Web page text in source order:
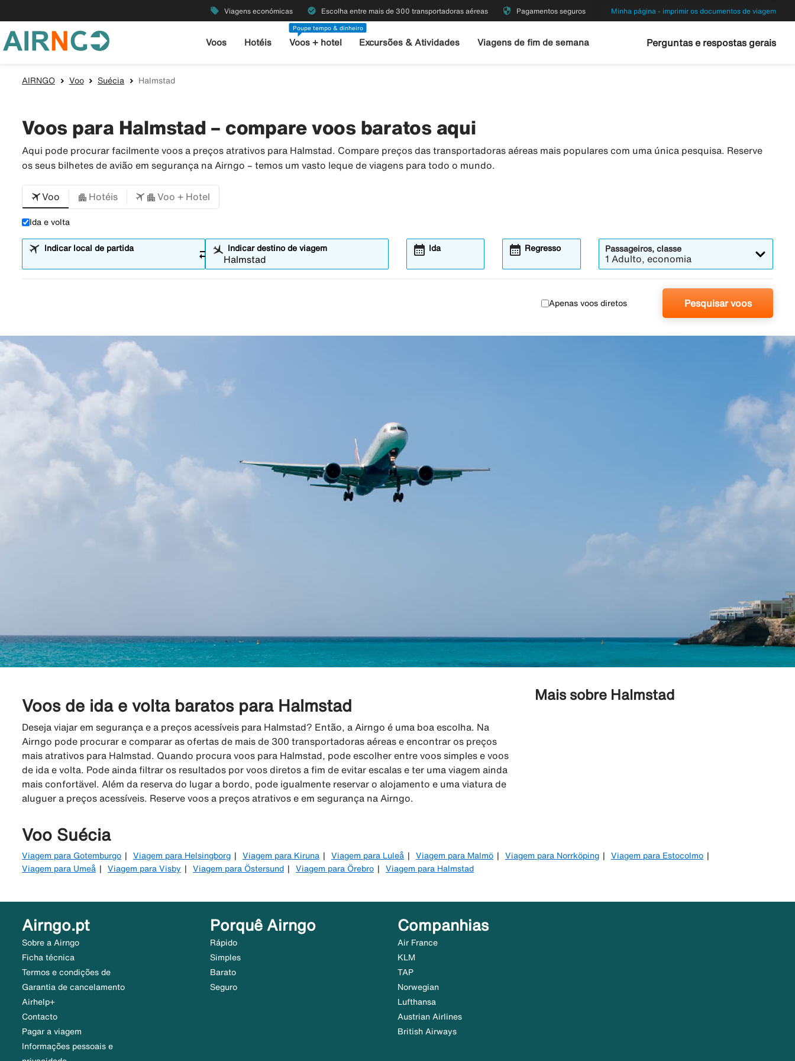
local_offer Viagens económicas check_circle Escolha entre mais de 300 transportadoras aéreas security Pagamentos seguros Minha página - imprimir os documentos de viagem
Voos Hotéis
Poupe tempo & dinheiro
Voos + hotel Excursões & Atividades Viagens de fim de semana Perguntas e respostas gerais
AIRNGO Voo Suécia Halmstad
Voos para Halmstad – compare voos baratos aqui
Aqui pode procurar facilmente voos a preços atrativos para Halmstad. Compare preços das transportadoras aéreas mais populares com uma única pesquisa. Reserve
os seus bilhetes de avião em segurança na Airngo – temos um vasto leque de viagens para todo o mundo.
Voo Hotéis Voo + Hotel
Ida e volta
Indicar local de partida sync_alt Indicar destino de viagem Ida
calendar_month Regresso
calendar_month Passageiros, classe
1 Adulto, economia
Apenas voos diretos Pesquisar voos
Voos de ida e volta baratos para Halmstad
Deseja viajar em segurança e a preços acessíveis para Halmstad? Então, a Airngo é uma boa escolha. Na
Airngo pode procurar e comparar as ofertas de mais de 300 transportadoras aéreas e encontrar os preços
mais atrativos para Halmstad. Quando procura voos para Halmstad, pode escolher entre voos simples e voos
de ida e volta. Pode ainda filtrar os resultados por voos diretos a fim de evitar escalas e ter uma viagem ainda
mais confortävel. Além da reserva do lugar a bordo, pode igualmente reservar o alojamento e uma viatura de
aluguer a preços acessíveis. Reserve voos a preços atrativos e em segurança na Airngo.
Mais sobre Halmstad
Voo Suécia
Viagem para Gotemburgo Viagem para Helsingborg Viagem para Kiruna Viagem para Luleå Viagem para Malmö Viagem para Norrköping
Viagem para Estocolmo
Viagem para Umeå
Viagem para Visby Viagem para Östersund Viagem para Örebro Viagem para Halmstad
Airngo.pt
Sobre a Airngo
Ficha técnica
Termos e condições de
Garantia de cancelamento
Airhelp+
Contacto
Pagar a viagem
Informações pessoais e
Porquê Airngo
Rápido
Simples
Barato
Seguro
Companhias
Air France
KLM
TAP
Norwegian
Lufthansa
Austrian Airlines
British Airways